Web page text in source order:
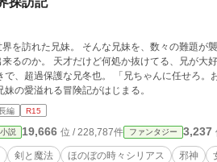
を訪れた兄妹。 そんな兄妹を、数々の難題が
兄ちゃんを傷つけるやつは、私が絶対許
の愛溢れる冒険記がはじまる。
編 R15
小説 19,666 位 / 228,787件 ファンタジー 3,237
剣と魔法 ほのぼの時々シリアス 邪神